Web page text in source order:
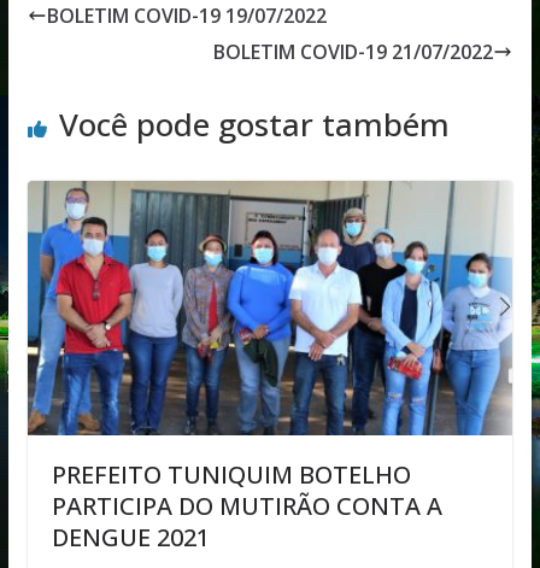
BOLETIM COVID-19 19/07/2022
BOLETIM COVID-19 21/07/2022
Você pode gostar também
PREFEITO TUNIQUIM BOTELHO
PARTICIPA DO MUTIRÃO CONTA A
DENGUE 2021